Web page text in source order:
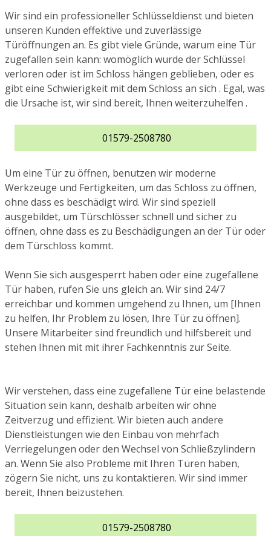
Wir sind ein professioneller Schlüsseldienst und bieten
unseren Kunden effektive und zuverlässige
Türöffnungen an. Es gibt viele Gründe, warum eine Tür
zugefallen sein kann: womöglich wurde der Schlüssel
verloren oder ist im Schloss hängen geblieben, oder es
gibt eine Schwierigkeit mit dem Schloss an sich . Egal, was
die Ursache ist, wir sind bereit, Ihnen weiterzuhelfen .
01579-2508780
Um eine Tür zu öffnen, benutzen wir moderne
Werkzeuge und Fertigkeiten, um das Schloss zu öffnen,
ohne dass es beschädigt wird. Wir sind speziell
ausgebildet, um Türschlösser schnell und sicher zu
öffnen, ohne dass es zu Beschädigungen an der Tür oder
dem Türschloss kommt.
Wenn Sie sich ausgesperrt haben oder eine zugefallene
Tür haben, rufen Sie uns gleich an. Wir sind 24/7
erreichbar und kommen umgehend zu Ihnen, um [Ihnen
zu helfen, Ihr Problem zu lösen, Ihre Tür zu öffnen].
Unsere Mitarbeiter sind freundlich und hilfsbereit und
stehen Ihnen mit mit ihrer Fachkenntnis zur Seite.
Wir verstehen, dass eine zugefallene Tür eine belastende
Situation sein kann, deshalb arbeiten wir ohne
Zeitverzug und effizient. Wir bieten auch andere
Dienstleistungen wie den Einbau von mehrfach
Verriegelungen oder den Wechsel von Schließzylindern
an. Wenn Sie also Probleme mit Ihren Türen haben,
zögern Sie nicht, uns zu kontaktieren. Wir sind immer
bereit, Ihnen beizustehen.
01579-2508780